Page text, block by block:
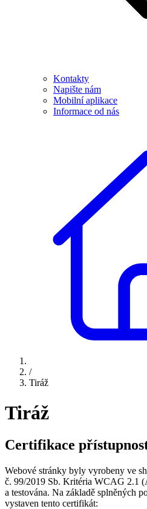
Kontakty
Napište nám
Mobilní aplikace
Informace od nás
/
Tiráž
Tiráž
Certifikace
Webové stránky byly vyrobeny ve
č. 99/2019 Sb. Kritéria WCAG 2.1
a testována. Na základě splněných
vystaven tento certifikát: